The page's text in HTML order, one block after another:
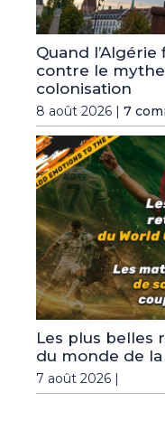
Quand
contre le mythe
colonisation
8 août 2026 | 7
Les plus belles
du monde de la
7 août 2026 |